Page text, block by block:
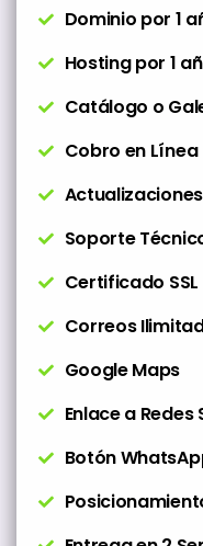
Dominio por 1
Hosting por 1
Catálogo o
Cobro en Línea
Soporte
Certificado SSL
Correos
Google Maps
Enlace a Redes
Botón